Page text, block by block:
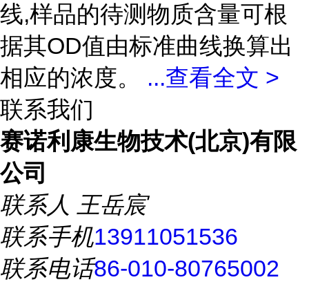
线,样品的待测物质含量可根
据其OD值由标准曲线换算出
相应的浓度。 ...查看全文 >
联系我们
赛诺利康生物技术(北京)有限
公司
联系人 王岳宸
联系手机13911051536
联系电话86-010-80765002